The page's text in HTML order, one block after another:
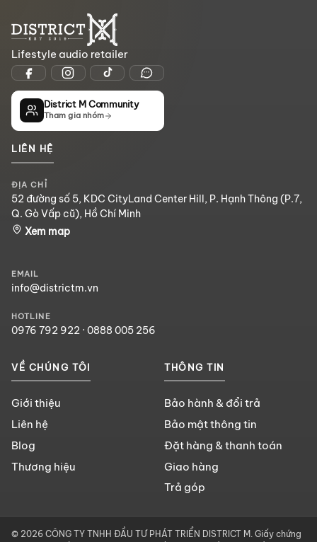
Lifestyle audio retailer
District M Community
Tham gia nhóm
LIÊN HỆ
ĐỊA CHỈ
52 đường số 5, KDC CityLand Center Hill, P. Hạnh Thông (P.7,
Q. Gò Vấp cũ), Hồ Chí Minh
Xem map
EMAIL
info@districtm.vn
HOTLINE
0976 792 922 · 0888 005 256
VỀ CHÚNG TÔI
Giới thiệu
Liên hệ
Blog
Thương hiệu
THÔNG TIN
Bảo hành & đổi trả
Bảo mật thông tin
Đặt hàng & thanh toán
Giao hàng
Trả góp
© 2026 CÔNG TY TNHH ĐẦU TƯ PHÁT TRIỂN DISTRICT M. Giấy chứng